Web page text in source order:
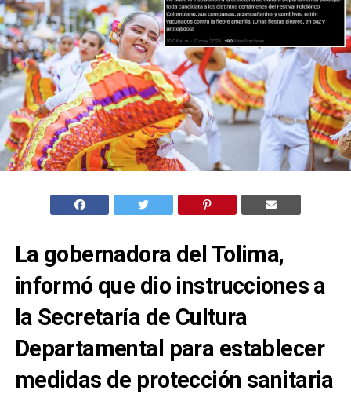
La gobernadora del Tolima,
informó que dio instrucciones a
la Secretaría de Cultura
Departamental para establecer
medidas de protección sanitaria